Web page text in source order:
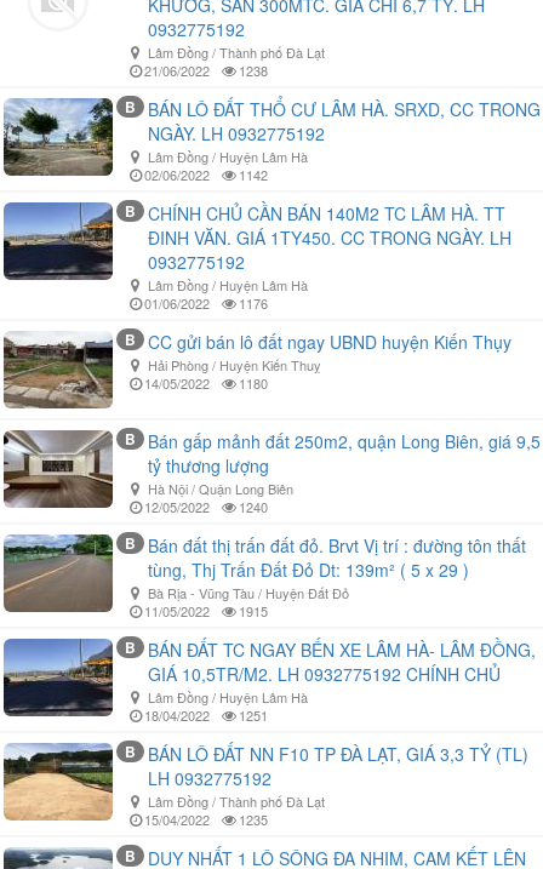
KHƯƠG, SẴN 300MTC. GIÁ CHỈ 6,7 TỶ. LH
0932775192
Lâm Đồng / Thành phố Đà Lạt
21/06/2022
1238
B
BÁN LÔ ĐẤT THỔ CƯ LÂM HÀ. SRXD, CC TRONG
NGÀY. LH 0932775192
Lâm Đồng / Huyện Lâm Hà
02/06/2022
1142
B
CHÍNH CHỦ CẦN BÁN 140M2 TC LÂM HÀ. TT
ĐINH VĂN. GIÁ 1TY450. CC TRONG NGÀY. LH
0932775192
Lâm Đồng / Huyện Lâm Hà
01/06/2022
1176
B CC gửi bán lô đất ngay UBND huyện Kiến Thụy
Hải Phòng / Huyện Kiến Thuỵ
14/05/2022
1180
B
Bán gấp mảnh đất 250m2, quận Long Biên, giá 9,5
tỷ thương lượng
Hà Nội / Quận Long Biên
12/05/2022
1240
B
Bán đất thị trấn đất đỏ. Brvt Vị trí : đường tôn thất
tùng, Thj Trấn Đất Đỏ Dt: 139m² ( 5 x 29 )
Bà Rịa - Vũng Tàu / Huyện Đất Đỏ
11/05/2022
1915
B
BÁN ĐẤT TC NGAY BẾN XE LÂM HÀ- LÂM ĐỒNG,
GIÁ 10,5TR/M2. LH 0932775192 CHÍNH CHỦ
Lâm Đồng / Huyện Lâm Hà
18/04/2022
1251
B
BÁN LÔ ĐẤT NN F10 TP ĐÀ LẠT, GIÁ 3,3 TỶ (TL)
LH 0932775192
Lâm Đồng / Thành phố Đà Lạt
15/04/2022
1235
B DUY NHẤT 1 LÔ SÔNG ĐA NHIM, CAM KẾT LÊN